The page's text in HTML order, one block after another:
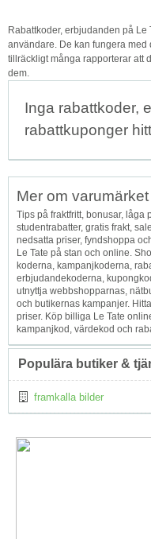
Rabattkoder, erbjudanden på Le
användare. De kan fungera med
tillräckligt många rapporterar att
dem.
Inga rabattkoder,
rabattkuponger
Mer om
Tips på fraktfritt, bonusar, låga
studentrabatter, gratis frakt,
nedsatta priser, fyndshoppa
Le Tate på stan och online.
koderna, kampanjkoderna,
erbjudandekoderna,
utnyttja webbshopparnas,
och butikernas kampanjer.
priser. Köp billiga Le Tate
kampanjkod, värdekod och
Populära butiker &
framkalla bilder